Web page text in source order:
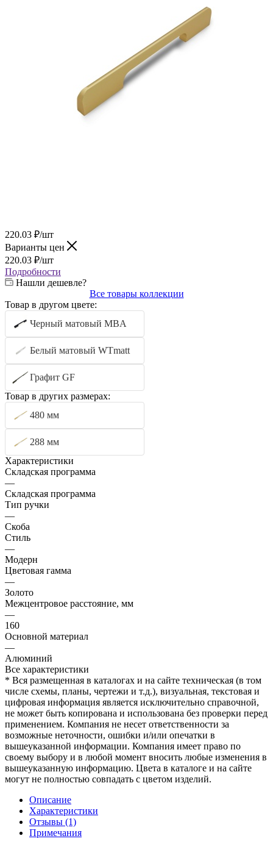
220.03 ₽/шт
Варианты цен
220.03 ₽/шт
Подробности
Нашли дешевле?
Все товары коллекции
Товар в другом цвете:
Черный матовый MBA
Белый матовый WTmatt
Графит GF
Товар в других размерах:
480 мм
288 мм
Характеристики
Складская программа
—
Складская программа
Тип ручки
—
Скоба
Стиль
—
Модерн
Цветовая гамма
—
Золото
Межцентровое расстояние, мм
—
160
Основной материал
—
Алюминий
Все характеристики
* Вся размещенная в каталогах и на сайте техническая (в том
числе схемы, планы, чертежи и т.д.), визуальная, текстовая и
цифровая информация является исключительно справочной,
не может быть копирована и использована без проверки перед
применением. Компания не несет ответственности за
возможные неточности, ошибки и/или опечатки в
вышеуказанной информации. Компания имеет право по
своему выбору и в любой момент вносить любые изменения в
вышеуказанную информацию. Цвета в каталоге и на сайте
могут не полностью совпадать с цветом изделий.
Описание
Характеристики
Отзывы (1)
Примечания